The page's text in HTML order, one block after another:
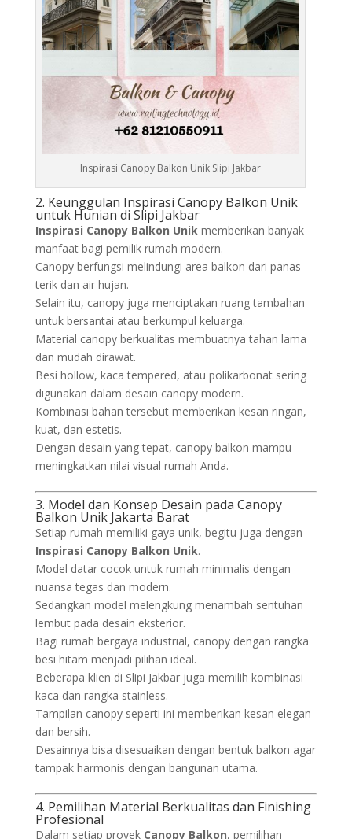
Inspirasi Canopy Balkon Unik Slipi Jakbar
2. Keunggulan Inspirasi Canopy Balkon Unik
untuk Hunian di Slipi Jakbar
Inspirasi Canopy Balkon Unikmemberikan banyak
manfaat bagi pemilik rumah modern.
Canopy berfungsi melindungi area balkon dari panas
terik dan air hujan.
Selain itu, canopy juga menciptakan ruang tambahan
untuk bersantai atau berkumpul keluarga.
Material canopy berkualitas membuatnya tahan lama
dan mudah dirawat.
Besi hollow, kaca tempered, atau polikarbonat sering
digunakan dalam desain canopy modern.
Kombinasi bahan tersebut memberikan kesan ringan,
kuat, dan estetis.
Dengan desain yang tepat, canopy balkon mampu
meningkatkan nilai visual rumah Anda.
3. Model dan Konsep Desain pada Canopy
Balkon Unik Jakarta Barat
Setiap rumah memiliki gaya unik, begitu juga dengan
Inspirasi Canopy Balkon Unik.
Model datar cocok untuk rumah minimalis dengan
nuansa tegas dan modern.
Sedangkan model melengkung menambah sentuhan
lembut pada desain eksterior.
Bagi rumah bergaya industrial, canopy dengan rangka
besi hitam menjadi pilihan ideal.
Beberapa klien di Slipi Jakbar juga memilih kombinasi
kaca dan rangka stainless.
Tampilan canopy seperti ini memberikan kesan elegan
dan bersih.
Desainnya bisa disesuaikan dengan bentuk balkon agar
tampak harmonis dengan bangunan utama.
4. Pemilihan Material Berkualitas dan Finishing
Profesional
Dalam setiap proyek Canopy Balkon, pemilihan